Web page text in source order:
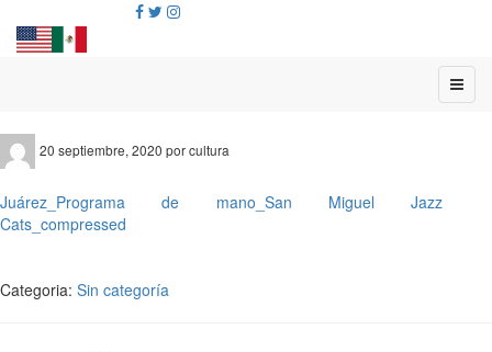
20 septiembre, 2020 por cultura
Juárez_Programa de mano_San Miguel Jazz
Cats_compressed
Categoria: Sin categoría